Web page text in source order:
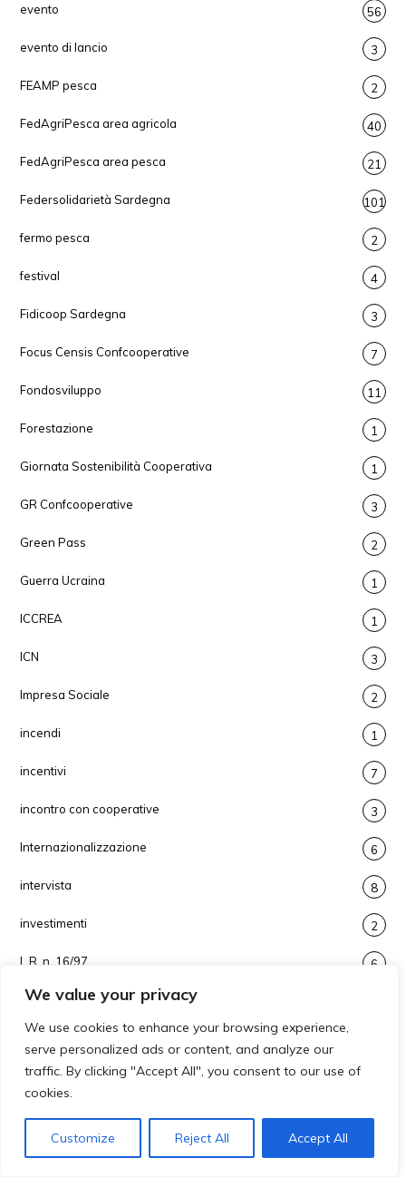
We value your privacy
We use cookies to enhance your browsing experience,
serve personalized ads or content, and analyze our
traffic. By clicking "Accept All", you consent to our use of
cookies.
Customize Reject All Accept All
evento 56
evento di lancio 3
FEAMP pesca 2
FedAgriPesca area agricola 40
FedAgriPesca area pesca 21
Federsolidarietà Sardegna 101
fermo pesca 2
festival 4
Fidicoop Sardegna 3
Focus Censis Confcooperative 7
Fondosviluppo 11
Forestazione 1
Giornata Sostenibilità Cooperativa 1
GR Confcooperative 3
Green Pass 2
Guerra Ucraina 1
ICCREA 1
ICN 3
Impresa Sociale 2
incendi 1
incentivi 7
incontro con cooperative 3
Internazionalizzazione 6
intervista 8
investimenti 2
L.R. n. 16/97 6
L.R. n.5/57 potenziamento cooperative
lavoro e servizi
3
1